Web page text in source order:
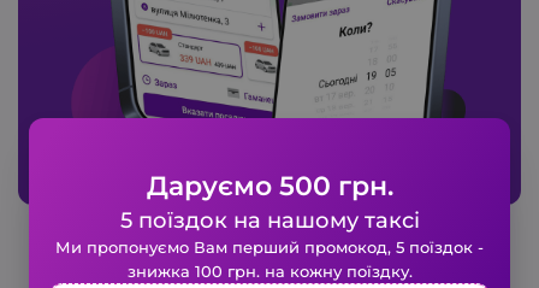
Замовте таксі в 1 клік!
Заповніть коротку форму і наше
Даруємо 500 грн.
5 поїздок на нашому таксі
Ми пропонуємо Вам перший промокод, 5 поїздок -
знижка 100 грн. на кожну поїздку.